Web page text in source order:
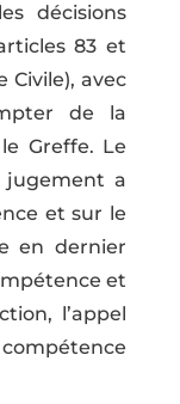
décisions
83 et
Civile), avec
de la
Greffe. Le
jugement a
et sur le
en dernier
et
l’appel